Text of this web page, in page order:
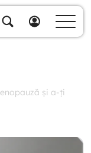
și a-ți